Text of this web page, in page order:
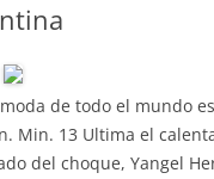
de todo el mundo
Min. 13 Ultima el
del choque, Yangel